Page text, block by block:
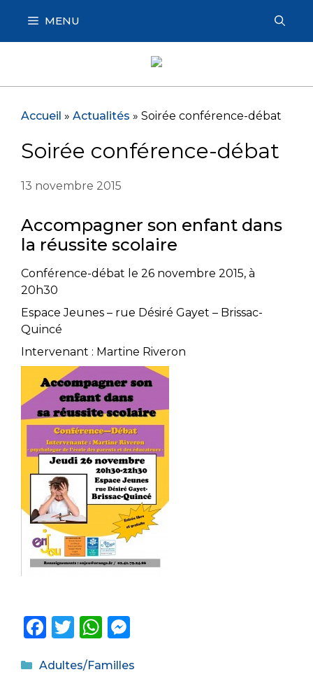
contenu
MENU
Accueil » Actualités » Soirée conférence-débat
Soirée conférence-débat
13 novembre 2015
Accompagner son enfant dans
la réussite scolaire
Conférence-débat le 26 novembre 2015, à
20h30
Espace Jeunes – rue Désiré Gayet – Brissac-
Quincé
Intervenant : Martine Riveron
F
c
T
it
W
a ss
Catégories
Adultes/Familles